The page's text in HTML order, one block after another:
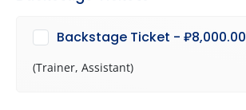
Backstage Ticket - ₽8,000.00
(Trainer, Assistant)